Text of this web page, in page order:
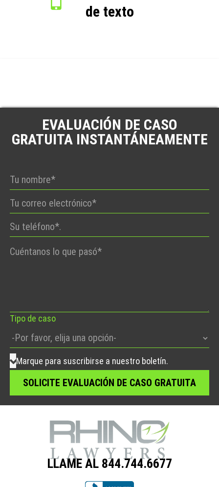
de texto
EVALUACIÓN DE CASO
GRATUITA INSTANTÁNEAMENTE
Por
Tipo de caso
Marque para suscribirse a nuestro boletín.
LLAME AL 844.744.6677